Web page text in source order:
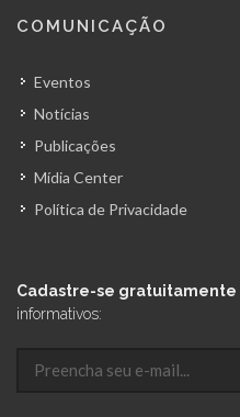
COMUNICAÇÃO
Eventos
Notícias
Publicações
Mídia Center
Política de Privacidade
Cadastre-se gratuitamente
informativos: